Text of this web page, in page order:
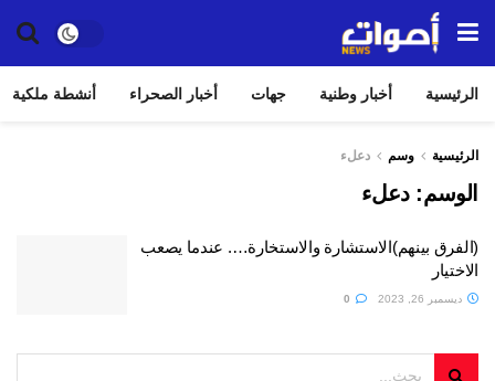
الرئيسية أخبار وطنية جهات أخبار الصحراء أنشطة ملكية
الرئيسية وسم دعلء
الوسم:دعلء
(الفرق بينهم)الاستشارة والاستخارة…. عندما يصعب
الاختيار
ديسمبر 26, 2023